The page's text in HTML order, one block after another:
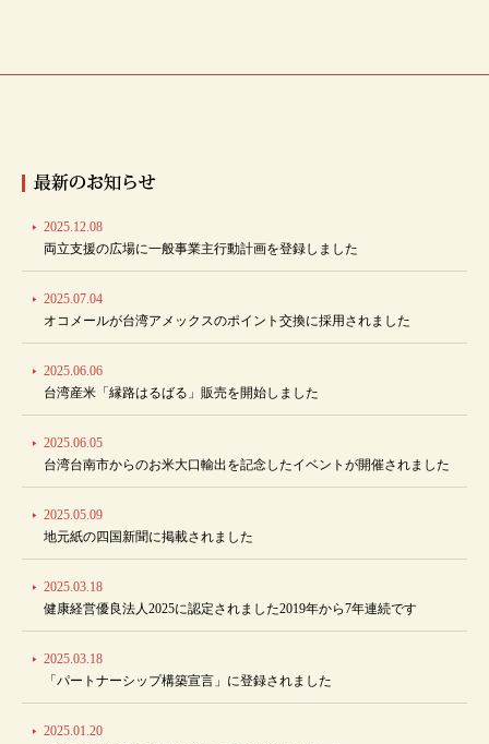
2025.12.08
両立支援の広場に一般事業主行動計画を登録しました
2025.07.04
オコメールが台湾アメックスのポイント交換に採用されました
2025.06.06
台湾産米「縁路はるばる」販売を開始しました
2025.06.05
台湾台南市からのお米大口輸出を記念したイベントが開催されました
2025.05.09
地元紙の四国新聞に掲載されました
2025.03.18
健康経営優良法人2025に認定されました2019年から7年連続です
2025.03.18
「パートナーシップ構築宣言」に登録されました
2025.01.20